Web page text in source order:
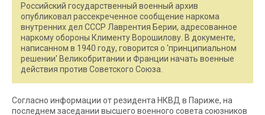
Российский государственный военный архив
опубликовал рассекреченное сообщение наркома
внутренних дел СССР Лаврентия Берии, адресованное
наркому обороны Клименту Ворошилову. В документе,
написанном в 1940 году, говорится о 'принципиальном
решении' Великобритании и Франции начать военные
действия против Советского Союза.
Согласно информации от резидента НКВД в Париже, на
последнем заседании высшего военного совета союзников